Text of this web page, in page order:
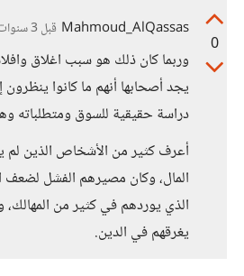
0
Mahmoud_AlQassas قبل 3 سنوات
وربما كان ذلك هو سبب اغلاق
يجد أصحابها أنهم ما كانوا
دراسة حقيقية للسوق ومتطلباته
أعرف كثير من الأشخاص الذين لم
المال، وكان مصيرهم الفشل
الذي يوردهم في كثير من
يغرقهم في الدين.